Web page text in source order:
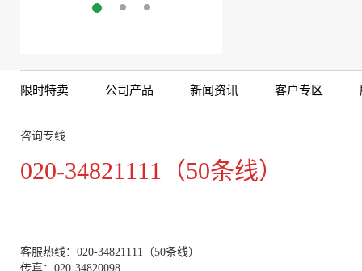
限时特卖 公司产品 新闻资讯 客户专区
咨询专线
020-34821111（50条线）
客服热线：020-34821111（50条线）
传真：020-34820098